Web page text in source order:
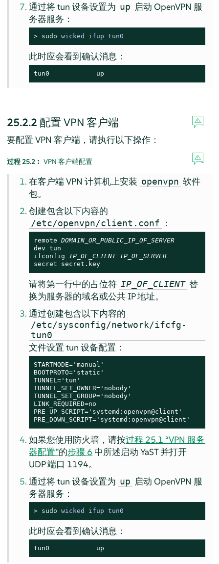
通过将 tun 设备设置为 up 启动 OpenVPN 服
务器服务：
> sudo wicked ifup tun0
此时应会看到确认消息：
tun0            up
25.2.2 配置 VPN 客户端
要配置 VPN 客户端，请执行以下操作：
过程 25.2︰ VPN 客户端配置
在客户端 VPN 计算机上安装 openvpn 软件
包。
创建包含以下内容的
/etc/openvpn/client.conf ：
remote DOMAIN_OR_PUBLIC_IP_OF_SERVER
dev tun
ifconfig
IP_OF_CLIENT
IP_OF_SERVER
secret secret.key
请将第一行中的占位符 IP_OF_CLIENT 替
换为服务器的域名或公共 IP 地址。
通过创建包含以下内容的
/etc/sysconfig/network/ifcfg-
tun0
文件设置 tun 设备配置：
STARTMODE='manual'
BOOTPROTO='static'
TUNNEL='tun'
TUNNEL_SET_OWNER='nobody'
TUNNEL_SET_GROUP='nobody'
LINK_REQUIRED=no
PRE_UP_SCRIPT='systemd:openvpn@client'
PRE_DOWN_SCRIPT='systemd:openvpn@client'
如果您使用防火墙，请按过程 25.1 “VPN 服务
器配置”的步骤 6 中所述启动 YaST 并打开
UDP 端口 1194。
通过将 tun 设备设置为 up 启动 OpenVPN 服
务器服务：
> sudo wicked ifup tun0
此时应会看到确认消息：
tun0            up